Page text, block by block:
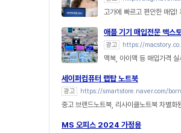
고가에 빠르고 편안한 매입!
애플 기기 매입전문 맥스
광고 https://
맥북, 아이맥 등 매입가격
세이퍼컴퓨터 랩탑 노트북
광고 https://smartstore.naver.com/
중고 브랜드노트북, 리사이클노트북 차별
MS 오피스 2024 가정용